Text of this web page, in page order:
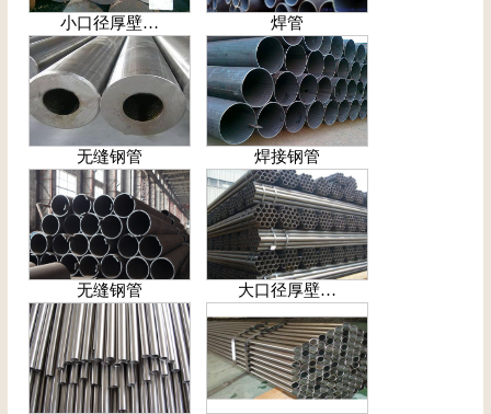
小口径厚壁… 焊管
无缝钢管 焊接钢管
无缝钢管 大口径厚壁…